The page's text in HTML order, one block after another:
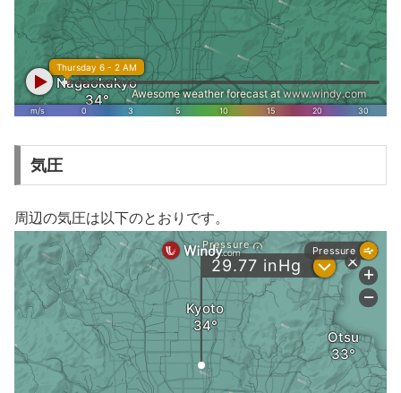
気圧
周辺の気圧は以下のとおりです。